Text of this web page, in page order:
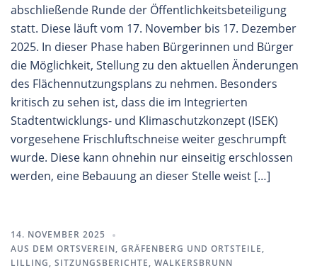
abschließende Runde der Öffentlichkeitsbeteiligung
statt. Diese läuft vom 17. November bis 17. Dezember
2025. In dieser Phase haben Bürgerinnen und Bürger
die Möglichkeit, Stellung zu den aktuellen Änderungen
des Flächennutzungsplans zu nehmen. Besonders
kritisch zu sehen ist, dass die im Integrierten
Stadtentwicklungs- und Klimaschutzkonzept (ISEK)
vorgesehene Frischluftschneise weiter geschrumpft
wurde. Diese kann ohnehin nur einseitig erschlossen
werden, eine Bebauung an dieser Stelle weist […]
14. NOVEMBER 2025
AUS DEM ORTSVEREIN, GRÄFENBERG UND ORTSTEILE,
LILLING, SITZUNGSBERICHTE, WALKERSBRUNN